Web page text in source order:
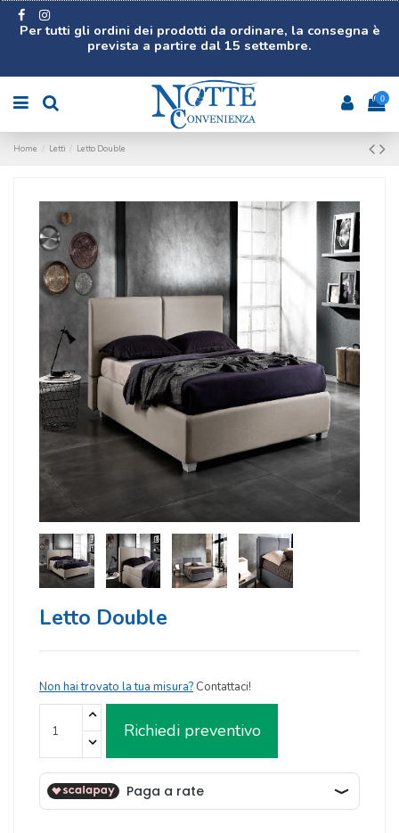
Per tutti gli ordini dei prodotti da ordinare, la consegna è
prevista a partire dal 15 settembre.
0
Home Letti Letto Double
Letto Double
Non hai trovato la tua misura? Contattaci!